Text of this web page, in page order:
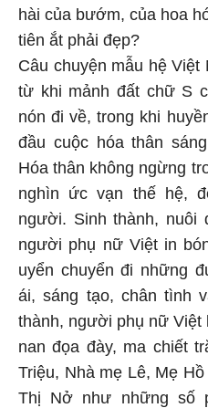
hài của bướm, của hoa
tiên ắt phải đẹp?
Câu chuyện mẫu hệ
từ khi mảnh đất chữ S
nón đi về, trong khi
đầu cuộc hóa thân
Hóa thân không ngừng
nghìn ức vạn thế hệ,
người. Sinh thành,
người phụ nữ Việt in
uyển chuyển đi những
ái, sáng tạo, chân tình
thành, người phụ nữ Việt
nan đọa đày, ma chiết
Triệu, Nhà mẹ Lê, Mẹ
Thị Nở như những số